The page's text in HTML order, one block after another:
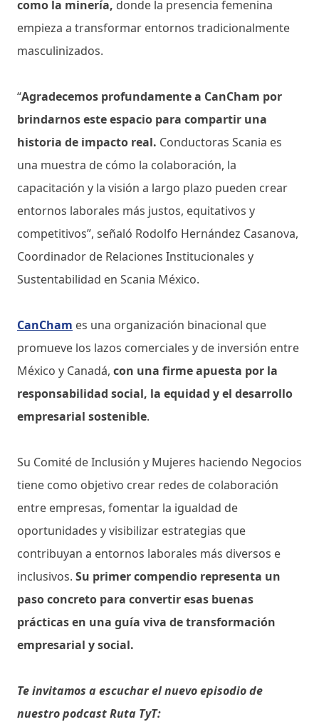
como la minería, donde la presencia femenina
empieza a transformar entornos tradicionalmente
masculinizados.
“Agradecemos profundamente a CanCham por
brindarnos este espacio para compartir una
historia de impacto real. Conductoras Scania es
una muestra de cómo la colaboración, la
capacitación y la visión a largo plazo pueden crear
entornos laborales más justos, equitativos y
competitivos”, señaló Rodolfo Hernández Casanova,
Coordinador de Relaciones Institucionales y
Sustentabilidad en Scania México.
CanCham es una organización binacional que
promueve los lazos comerciales y de inversión entre
México y Canadá, con una firme apuesta por la
responsabilidad social, la equidad y el desarrollo
empresarial sostenible.
Su Comité de Inclusión y Mujeres haciendo Negocios
tiene como objetivo crear redes de colaboración
entre empresas, fomentar la igualdad de
oportunidades y visibilizar estrategias que
contribuyan a entornos laborales más diversos e
inclusivos. Su primer compendio representa un
paso concreto para convertir esas buenas
prácticas en una guía viva de transformación
empresarial y social.
Te invitamos a escuchar el nuevo episodio de
nuestro podcast Ruta TyT: